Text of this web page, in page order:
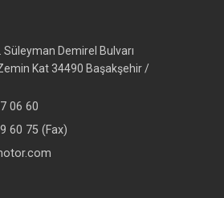
Süleyman Demirel Bulvarı
Kat 34490 Başakşehir /
06 60
60 75 (Fax)